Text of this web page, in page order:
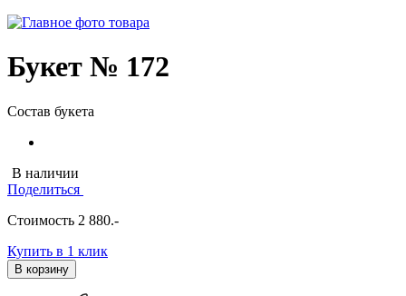
Букет № 172
Состав букета
В наличии
Поделиться
Стоимость 2 880.-
Купить в 1 клик
В корзину